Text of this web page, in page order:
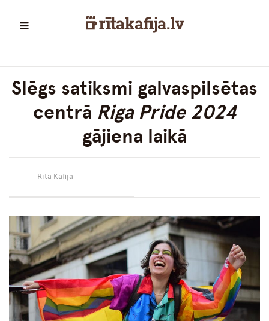
Slēgs satiksmi galvaspilsētas
centrā Riga Pride 2024
gājiena laikā
Rīta Kafija